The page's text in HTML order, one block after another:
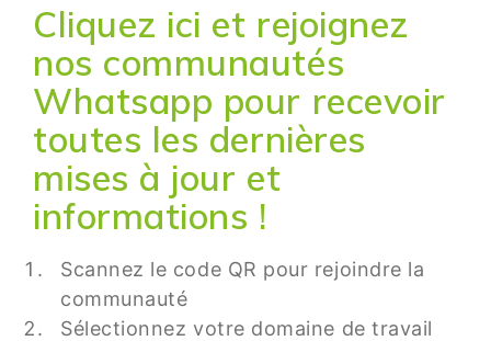
Cliquez ici et rejoignez
nos communautés
Whatsapp pour recevoir
toutes les dernières
mises à jour et
informations !
Scannez le code QR pour rejoindre la
communauté
Sélectionnez votre domaine de travail